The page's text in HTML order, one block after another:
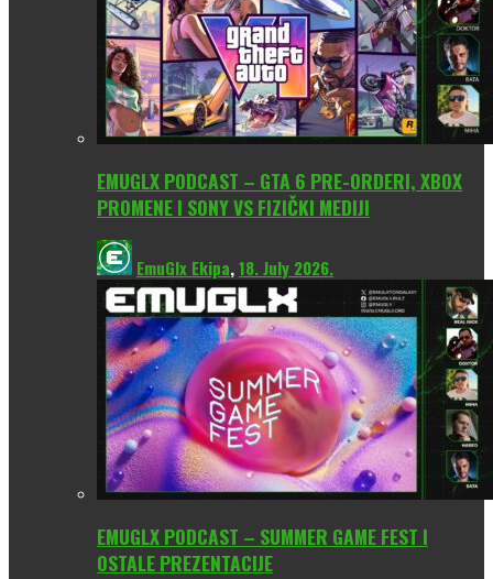
EMUGLX PODCAST – GTA 6 PRE-ORDERI, XBOX
PROMENE I SONY VS FIZIČKI MEDIJI
EmuGlx Ekipa,18. July 2026.
EMUGLX PODCAST – SUMMER GAME FEST I
OSTALE PREZENTACIJE